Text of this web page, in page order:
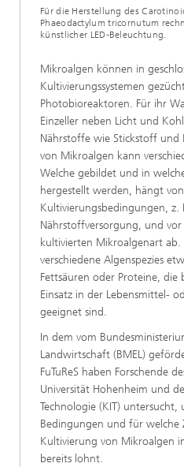
Für die Herstellung des
Phaeodactylum tricornutum
künstlicher LED-Beleuchtung.
Mikroalgen können in
Kultivierungssystemen
Photobioreaktoren. Für ihr
Einzeller neben Licht und
Nährstoffe wie Stickstoff und
von Mikroalgen kann
Welche gebildet und in
hergestellt werden, hängt
Kultivierungsbedingungen, z.
Nährstoffversorgung, und
kultivierten Mikroalgenart ab.
verschiedene Algenspezies
Fettsäuren oder Proteine, die
Einsatz in der Lebensmittel-
geeignet sind.
In dem vom
Landwirtschaft (BMEL)
FuTuReS haben Forschende
Universität Hohenheim und
Technologie (KIT) untersucht,
Bedingungen und für welche
Kultivierung von Mikroalgen
bereits lohnt.